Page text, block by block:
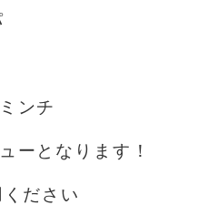
ンチ
ーとなります！
ださい